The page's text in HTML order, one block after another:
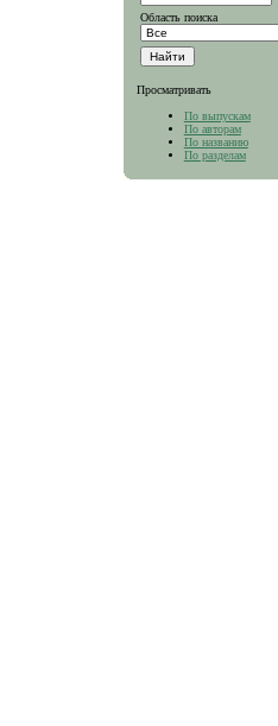
Область поиска
Просматривать
По выпускам
По авторам
По названию
По разделам